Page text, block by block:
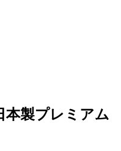
本製プレミアム